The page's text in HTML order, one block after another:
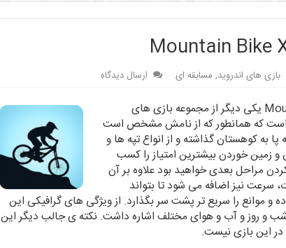
بازی های اندروید, مسابقه ای ارسال دیدگاه
بازی فیزیکی Mountain Bike Xtreme یکی دیگر از مجموعه بازی های
است که همانطور که از نامش مشخص است
به کوهستان گذاشته و از انواع تپه ها و
و زمین خوردن بیشترین امتیاز را کسب
مراحل بعدی خواهید بود علاوه بر آن
سرعت نیز اضافه می شود تا بتواند
و موانع را سریع تر پشت سر بگذارد. از ویژگی های گرافیکی این
و روز و آب و هوای مختلف اشاره داشت. نکته ی جالب دیگر این
در این بازی نیست.